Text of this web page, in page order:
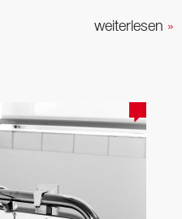
weiterlesen »